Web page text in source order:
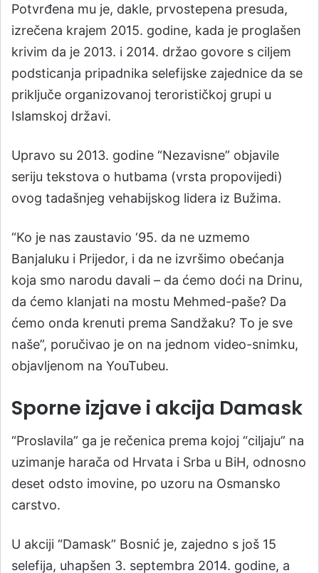
Potvrđena mu je, dakle, prvostepena presuda,
izrečena krajem 2015. godine, kada je proglašen
krivim da je 2013. i 2014. držao govore s ciljem
podsticanja pripadnika selefijske zajednice da se
priključe organizovanoj terorističkoj grupi u
Islamskoj državi.
Upravo su 2013. godine “Nezavisne” objavile
seriju tekstova o hutbama (vrsta propovijedi)
ovog tadašnjeg vehabijskog lidera iz Bužima.
“Ko je nas zaustavio ‘95. da ne uzmemo
Banjaluku i Prijedor, i da ne izvršimo obećanja
koja smo narodu davali – da ćemo doći na Drinu,
da ćemo klanjati na mostu Mehmed-paše? Da
ćemo onda krenuti prema Sandžaku? To je sve
naše”, poručivao je on na jednom video-snimku,
objavljenom na YouTubeu.
Sporne izjave i akcija Damask
“Proslavila” ga je rečenica prema kojoj “ciljaju” na
uzimanje harača od Hrvata i Srba u BiH, odnosno
deset odsto imovine, po uzoru na Osmansko
carstvo.
U akciji “Damask” Bosnić je, zajedno s još 15
selefija, uhapšen 3. septembra 2014. godine, a